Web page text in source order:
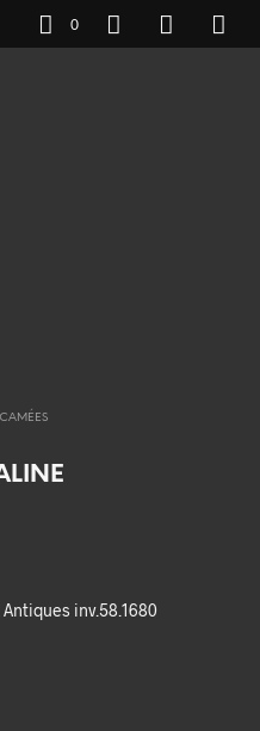
0
inv.58.1680